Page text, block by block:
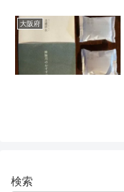
大阪府
検索